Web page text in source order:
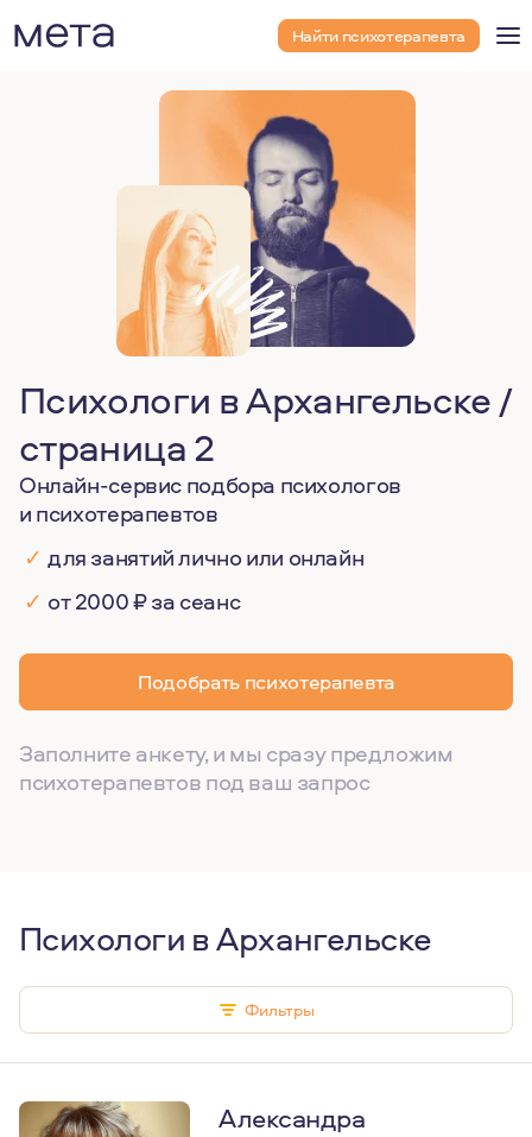
Найти психотерапевта
Психологи в Архангельске /
страница 2
Онлайн-сервис подбора психологов
и психотерапевтов
✓ для занятий лично или онлайн
✓ от 2000 ₽ за сеанс
Подобрать психотерапевта
Заполните анкету, и мы сразу предложим
психотерапевтов под ваш запрос
Психологи в Архангельске
Фильтры
Александра